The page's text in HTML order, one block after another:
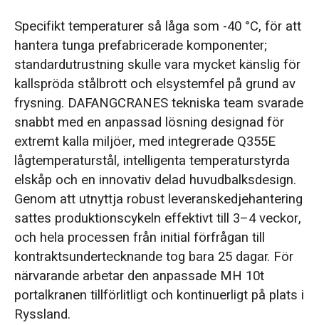
Specifikt temperaturer så låga som -40 °C, för att
hantera tunga prefabricerade komponenter;
standardutrustning skulle vara mycket känslig för
kallspröda stålbrott och elsystemfel på grund av
frysning. DAFANGCRANES tekniska team svarade
snabbt med en anpassad lösning designad för
extremt kalla miljöer, med integrerade Q355E
lågtemperaturstål, intelligenta temperaturstyrda
elskåp och en innovativ delad huvudbalksdesign.
Genom att utnyttja robust leveranskedjehantering
sattes produktionscykeln effektivt till 3–4 veckor,
och hela processen från initial förfrågan till
kontraktsundertecknande tog bara 25 dagar. För
närvarande arbetar den anpassade MH 10t
portalkranen tillförlitligt och kontinuerligt på plats i
Ryssland.